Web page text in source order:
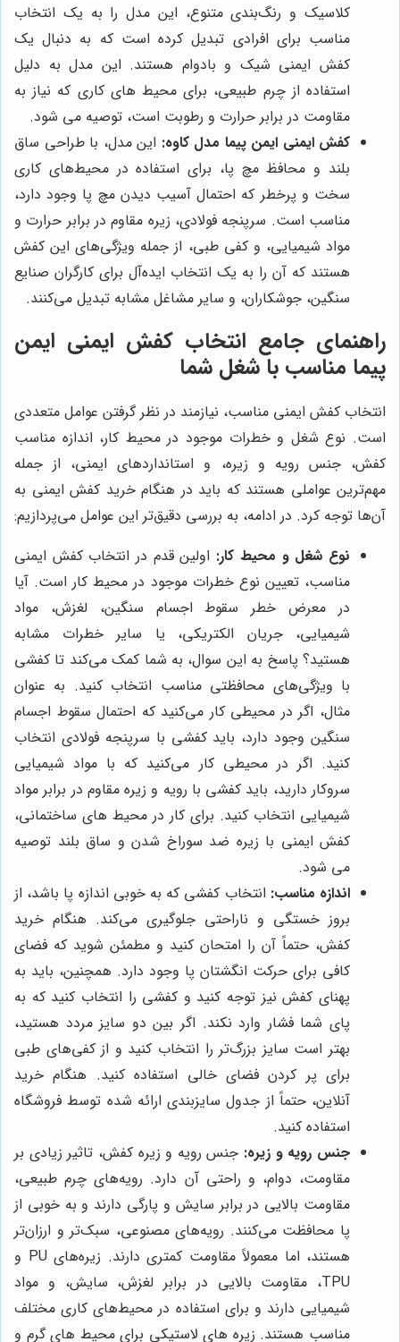
کلاسیک و رنگ‌بندی متنوع، این مدل را به یک انتخاب
مناسب برای افرادی تبدیل کرده است که به دنبال یک
کفش ایمنی شیک و بادوام هستند. این مدل به دلیل
استفاده از چرم طبیعی، برای محیط های کاری که نیاز به
مقاومت در برابر حرارت و رطوبت است، توصیه می شود.
کفش ایمنی ایمن پیما مدل کاوه: این مدل، با طراحی ساق
بلند و محافظ مچ پا، برای استفاده در محیط‌های کاری
سخت و پرخطر که احتمال آسیب دیدن مچ پا وجود دارد،
مناسب است. سرپنجه فولادی، زیره مقاوم در برابر حرارت و
مواد شیمیایی، و کفی طبی، از جمله ویژگی‌های این کفش
هستند که آن را به یک انتخاب ایده‌آل برای کارگران صنایع
سنگین، جوشکاران، و سایر مشاغل مشابه تبدیل می‌کنند.
راهنمای جامع انتخاب کفش ایمنی ایمن
پیما مناسب با شغل شما
انتخاب کفش ایمنی مناسب، نیازمند در نظر گرفتن عوامل متعددی
است. نوع شغل و خطرات موجود در محیط کار، اندازه مناسب
کفش، جنس رویه و زیره، و استانداردهای ایمنی، از جمله
مهم‌ترین عواملی هستند که باید در هنگام خرید کفش ایمنی به
آن‌ها توجه کرد. در ادامه، به بررسی دقیق‌تر این عوامل می‌پردازیم:
نوع شغل و محیط کار: اولین قدم در انتخاب کفش ایمنی
مناسب، تعیین نوع خطرات موجود در محیط کار است. آیا
در معرض خطر سقوط اجسام سنگین، لغزش، مواد
شیمیایی، جریان الکتریکی، یا سایر خطرات مشابه
هستید؟ پاسخ به این سوال، به شما کمک می‌کند تا کفشی
با ویژگی‌های محافظتی مناسب انتخاب کنید. به عنوان
مثال، اگر در محیطی کار می‌کنید که احتمال سقوط اجسام
سنگین وجود دارد، باید کفشی با سرپنجه فولادی انتخاب
کنید. اگر در محیطی کار می‌کنید که با مواد شیمیایی
سروکار دارید، باید کفشی با رویه و زیره مقاوم در برابر مواد
شیمیایی انتخاب کنید. برای کار در محیط های ساختمانی،
کفش ایمنی با زیره ضد سوراخ شدن و ساق بلند توصیه
می شود.
اندازه مناسب: انتخاب کفشی که به خوبی اندازه پا باشد، از
بروز خستگی و ناراحتی جلوگیری می‌کند. هنگام خرید
کفش، حتماً آن را امتحان کنید و مطمئن شوید که فضای
کافی برای حرکت انگشتان پا وجود دارد. همچنین، باید به
پهنای کفش نیز توجه کنید و کفشی را انتخاب کنید که به
پای شما فشار وارد نکند. اگر بین دو سایز مردد هستید،
بهتر است سایز بزرگ‌تر را انتخاب کنید و از کفی‌های طبی
برای پر کردن فضای خالی استفاده کنید. هنگام خرید
آنلاین، حتماً از جدول سایزبندی ارائه شده توسط فروشگاه
استفاده کنید.
جنس رویه و زیره: جنس رویه و زیره کفش، تاثیر زیادی بر
مقاومت، دوام، و راحتی آن دارد. رویه‌های چرم طبیعی،
مقاومت بالایی در برابر سایش و پارگی دارند و به خوبی از
پا محافظت می‌کنند. رویه‌های مصنوعی، سبک‌تر و ارزان‌تر
هستند، اما معمولاً مقاومت کمتری دارند. زیره‌های PU و
TPU، مقاومت بالایی در برابر لغزش، سایش، و مواد
شیمیایی دارند و برای استفاده در محیط‌های کاری مختلف
مناسب هستند. زیره های لاستیکی برای محیط های گرم و